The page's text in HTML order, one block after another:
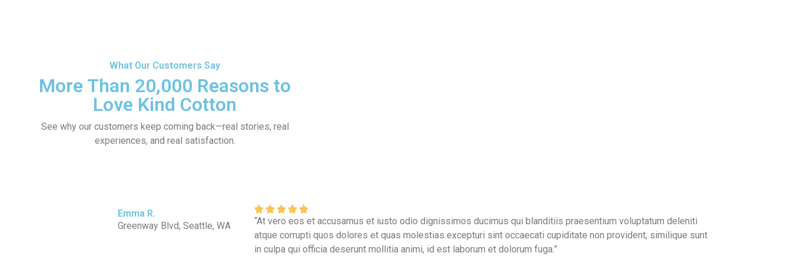
What Our Customers Say
More Than 20,000 Reasons to
Love Kind Cotton
See why our customers keep coming back—real stories, real
experiences, and real satisfaction.
Emma R.
Greenway Blvd, Seattle, WA
“At vero eos et accusamus et iusto odio dignissimos ducimus qui blanditiis praesentium voluptatum deleniti
atque corrupti quos dolores et quas molestias excepturi sint occaecati cupiditate non provident, similique sunt
in culpa qui officia deserunt mollitia animi, id est laborum et dolorum fuga.”